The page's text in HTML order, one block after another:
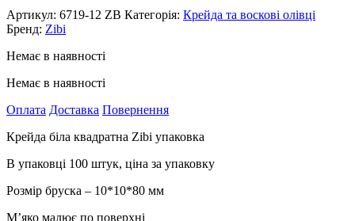
Артикул: 6719-12 ZB Категорія: Крейда та воскові олівці
Бренд: Zibi
Немає в наявності
Немає в наявності
Оплата Доставка Повернення
Крейда біла квадратна Zibi упаковка
В упаковці 100 штук, ціна за упаковку
Розмір бруска – 10*10*80 мм
М’яко малює по поверхні